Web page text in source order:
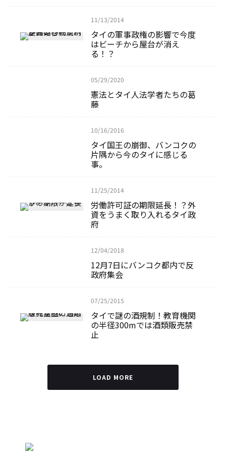
11/13/2014
タイの軍事政権の影響で今度
はビーチから屋台が消え
る！？
05/29/2020
憲法とタイ人法学者たちの葛
藤
10/16/2016
タイ国王の崩御、バンコクの
片隅から今のタイに感じる
事。
11/25/2014
労働許可証の期限延長！？外
資をうまく取り入れるタイ政
府
12/04/2018
12月7日にバンコク都内で反
政府集会
07/25/2015
タイで謎の酒規制！教育機関
の半径300mでは酒類販売禁
止
LOAD MORE